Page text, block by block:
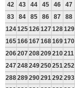
42
43 44 45 46 47
83
84 85 86 87 88
124125126127128129
165166167168169170
206207208209210211
247248249250251 252
288289290291 292 293